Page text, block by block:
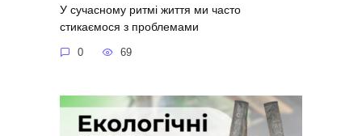
У сучасному ритмі життя ми часто
стикаємося з проблемами
0 69